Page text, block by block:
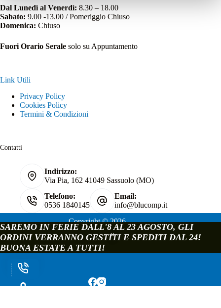
SAREMO IN FERIE DALL'8 AL 23 AGOSTO, GLI
ORDINI VERRANNO GESTITI E SPEDITI DAL 24!
BUONA ESTATE A TUTTI!
Dal Lunedì al Venerdì: 8.30 – 18.00
Sabato: 9.00 -13.00 / Pomeriggio Chiuso
Domenica: Chiuso
Fuori Orario Serale solo su Appuntamento
Link Utili
Privacy Policy
Cookies Policy
Termini & Condizioni
Contatti
Indirizzo:
Via Pia, 162 41049 Sassuolo (MO)
Telefono:
0536 1840145
Email:
info@blucomp.it
Copyright © 2026
Blucomp Snc di Padovani Matteo e c.
P.IVA e C.F. 02241070362
Via Pia, 162 - 41049 Sassuolo - Modena